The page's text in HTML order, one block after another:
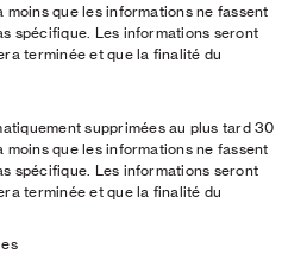
que les informations ne fassent
spécifique. Les informations seront
terminée et que la finalité du
supprimées au plus tard 30
que les informations ne fassent
spécifique. Les informations seront
terminée et que la finalité du